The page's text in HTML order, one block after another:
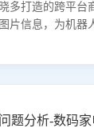
多打造的跨平台
片信息，为机器
题分析-数码